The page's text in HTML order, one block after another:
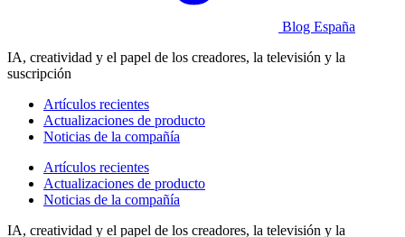
Blog España
IA, creatividad y el papel de los creadores, la televisión y la
suscripción
Artículos recientes
Actualizaciones de producto
Noticias de la compañía
Artículos recientes
Actualizaciones de producto
Noticias de la compañía
IA, creatividad y el papel de los creadores, la televisión y la